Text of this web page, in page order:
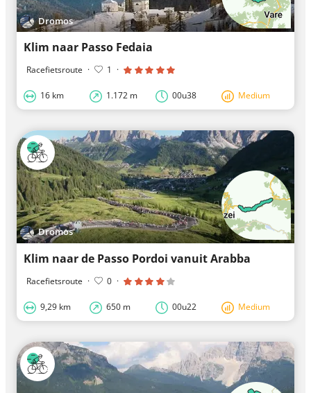
Dromos
Klim naar Passo Fedaia
Racefietsroute · 1 ·
16 km 1.172 m 00u38 Medium
Dromos
Klim naar de Passo Pordoi vanuit Arabba
Racefietsroute · 0 ·
9,29 km 650 m 00u22 Medium